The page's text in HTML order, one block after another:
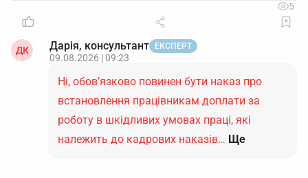
5
ДК Дарія, консультант ЕКСПЕРТ
09.08.2026 | 09:23
Ні, обов’язково повинен бути наказ про
встановлення працівникам доплати за
роботу в шкідливих умовах праці, які
належить до кадрових наказів… Ще